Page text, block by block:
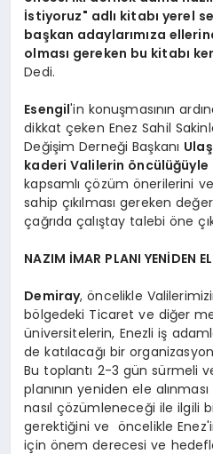
İstiyoruz" adlı kitabı yerel
başkan adaylarımıza
olması gereken bu kitabı
Dedi.
Esengil'in konuşmasının
dikkat çeken Enez Sahil
Değişim Derneği Başkanı
kaderi Valilerin
kapsamlı çözüm önerilerini ve
sahip çıkılması gereken
çağrıda çalıştay talebi öne
NAZIM İMAR PLANI YENİDEN
Demiray, öncelikle
bölgedeki Ticaret ve diğer
üniversitelerin, Enezli iş
de katılacağı bir
Bu toplantı 2-3 gün sürmeli
planının yeniden ele
nasıl çözümleneceği ile ilgili
gerektiğini ve öncelikle
için önem derecesi ve